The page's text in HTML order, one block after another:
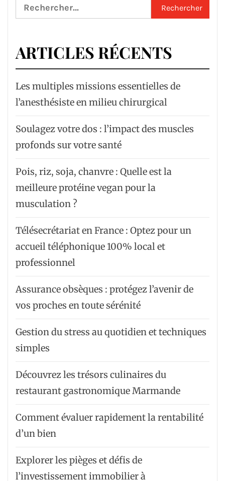
Rechercher :
ARTICLES RÉCENTS
Les multiples missions essentielles de
l’anesthésiste en milieu chirurgical
Soulagez votre dos : l’impact des muscles
profonds sur votre santé
Pois, riz, soja, chanvre : Quelle est la
meilleure protéine vegan pour la
musculation ?
Télésecrétariat en France : Optez pour un
accueil téléphonique 100% local et
professionnel
Assurance obsèques : protégez l’avenir de
vos proches en toute sérénité
Gestion du stress au quotidien et techniques
simples
Découvrez les trésors culinaires du
restaurant gastronomique Marmande
Comment évaluer rapidement la rentabilité
d’un bien
Explorer les pièges et défis de
l’investissement immobilier à